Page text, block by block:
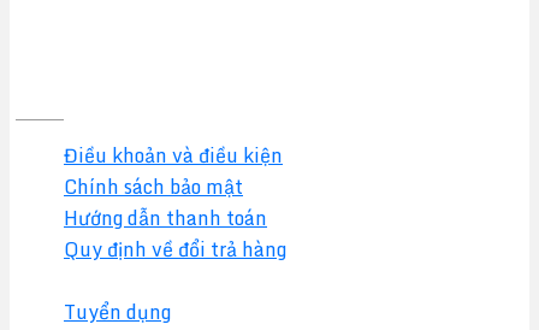
Điều khoản và điều kiện
Chính sách bảo mật
Hướng dẫn thanh toán
Quy định về đổi trả hàng
Tuyển dụng